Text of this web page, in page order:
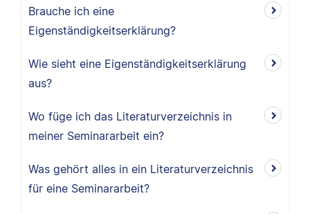
Brauche ich eine
Eigenständigkeitserklärung?
Wie sieht eine Eigenständigkeitserklärung
aus?
Wo füge ich das Literaturverzeichnis in
meiner Seminararbeit ein?
Was gehört alles in ein Literaturverzeichnis
für eine Seminararbeit?